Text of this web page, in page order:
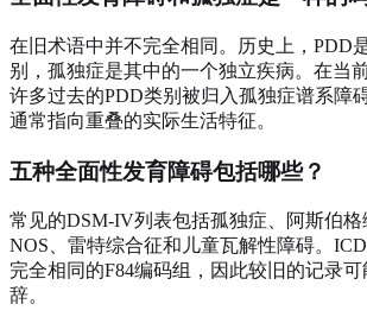
在旧术语中并不完全相同。历史上，PDD
别，孤独症是其中的一个独立疾病。在当
许多过去的PDD类别被归入孤独症谱系障
通常指向重叠的实际生活特征。
五种全面性发育障碍包括哪些？
常见的DSM-IV列表包括孤独症、阿斯伯格
NOS、雷特综合征和儿童瓦解性障碍。
完全相同的F84编码组，因此较旧的记录
辞。